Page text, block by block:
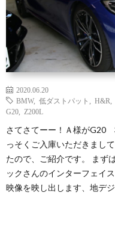
2020.06.20
BMW, 低ダストパット H&R
G20
Z200L
さてさてーー！Ａ様がG20
っそくご入庫いただきまし
たので、ご紹介です。 まず
ックさんのインターフェイ
映像を映し出します、地デ